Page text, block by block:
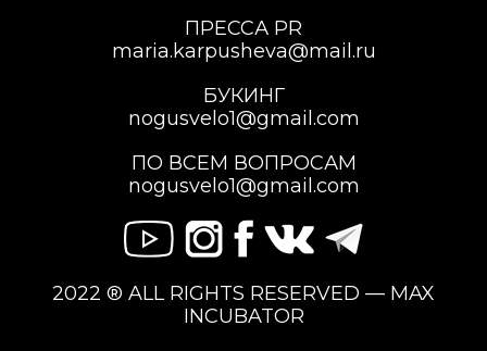
ПРЕССА PR
maria.karpusheva@mail.ru
БУКИНГ
nogusvelo1@gmail.com
ПО ВСЕМ ВОПРОСАМ
nogusvelo1@gmail.com
2022 ® ALL RIGHTS RESERVED — MAX
INCUBATOR